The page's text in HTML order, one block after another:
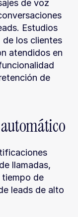
de voz
Estudios
los clientes
atendidos en
de
llamadas,
de
leads de alto